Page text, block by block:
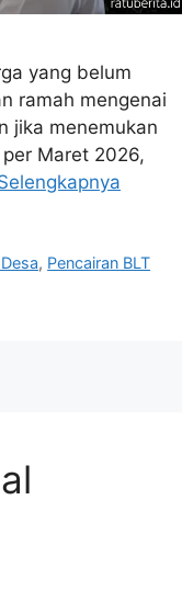
yang belum
ramah mengenai
jika menemukan
Maret 2026,
, Pencairan BLT